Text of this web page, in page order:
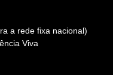
a rede fixa nacional)
Viva